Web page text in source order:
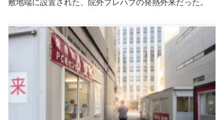
敷地端に設置された、院外プレハブの発熱外来だった。